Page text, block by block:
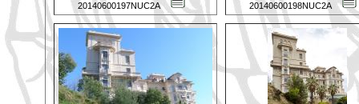
20140600197NUC2A 20140600198NUC2A